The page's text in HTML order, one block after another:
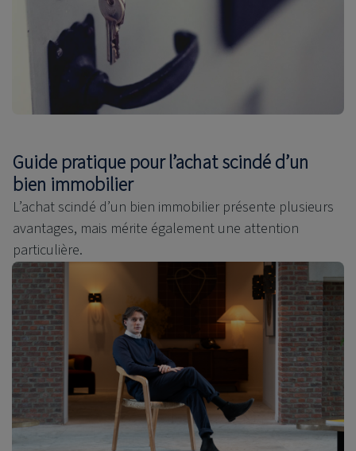
Guide pratique pour l’achat scindé d’un
bien immobilier
L’achat scindé d’un bien immobilier présente plusieurs
avantages, mais mérite également une attention
particulière.